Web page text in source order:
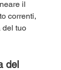
il
correnti,
del tuo
del